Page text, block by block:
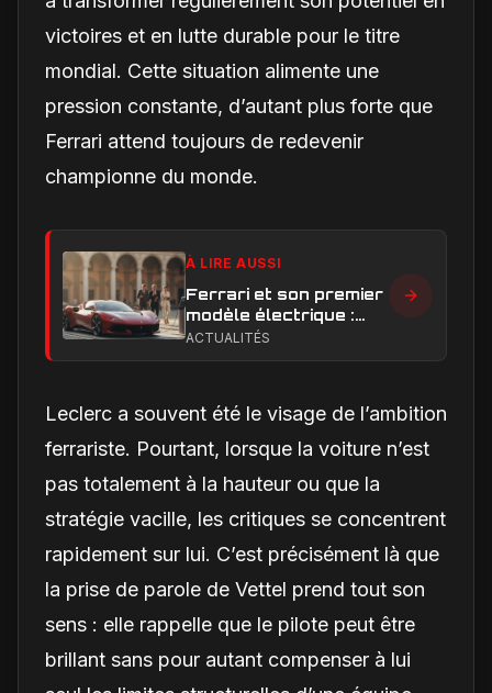
victoires et en lutte durable pour le titre
mondial. Cette situation alimente une
pression constante, d’autant plus forte que
Ferrari attend toujours de redevenir
championne du monde.
À LIRE AUSSI
Ferrari et son premier
modèle électrique :
calendrier de
ACTUALITÉS
Leclerc a souvent été le visage de l’ambition
ferrariste. Pourtant, lorsque la voiture n’est
pas totalement à la hauteur ou que la
stratégie vacille, les critiques se concentrent
rapidement sur lui. C’est précisément là que
la prise de parole de Vettel prend tout son
sens : elle rappelle que le pilote peut être
brillant sans pour autant compenser à lui